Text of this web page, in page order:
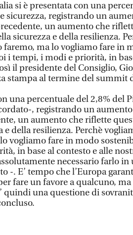
si è presentata con una
sicurezza, registrando un
un aumento che
sicurezza e della resilienza.
faremo, ma lo vogliamo fare in
i tempi, i modi e priorità, in
il presidente del Consiglio,
stampa al termine del summit
una percentuale del 2,8% del
, registrando un
un aumento che riflette
della resilienza. Perchè
vogliamo fare in modo
in base al contesto e alle
necessario farlo
-. E’ tempo che l’Europa
fare un favore a qualcuno,
quindi una questione di